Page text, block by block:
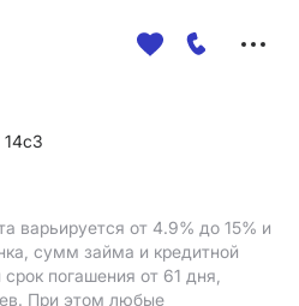
варьируется от 4.9% до 15% и
сумм займа и кредитной
погашения от 61 дня,
При этом любые